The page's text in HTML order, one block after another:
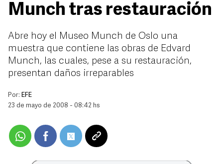
Munch tras restauración
Abre hoy el Museo Munch de Oslo una
muestra que contiene las obras de Edvard
Munch, las cuales, pese a su restauración,
presentan daños irreparables
Por: EFE
23 de mayo de 2008 - 08:42 hs